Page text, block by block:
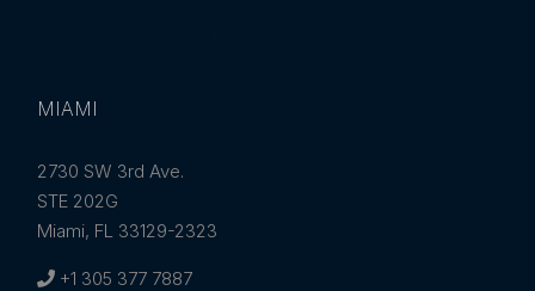
MIAMI
2730 SW 3rd Ave.
STE 202G
Miami, FL 33129-2323
+1 305 377 7887